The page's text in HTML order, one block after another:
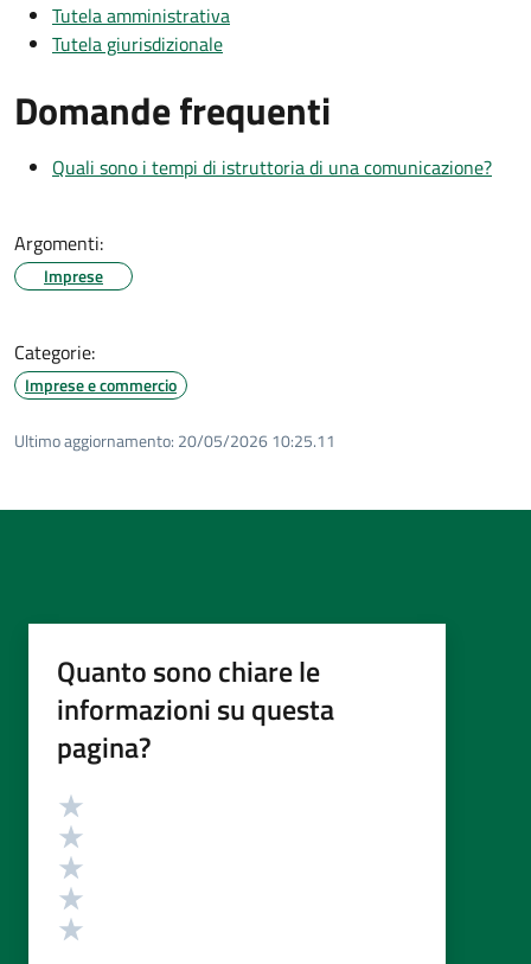
Tutela amministrativa
Tutela giurisdizionale
Domande frequenti
Quali sono i tempi di istruttoria di una comunicazione?
Argomenti:
Imprese
Categorie:
Imprese e commercio
Ultimo aggiornamento: 20/05/2026 10:25.11
Quanto sono chiare le
informazioni su questa
pagina?
Valutazione